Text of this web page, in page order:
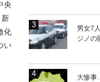
央
新
化
い
男女7
ジノの
大惨